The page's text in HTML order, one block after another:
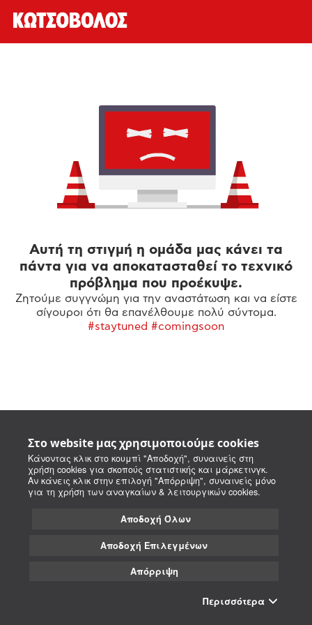
Στο website μας χρησιμοποιούμε cookies
Κάνοντας κλικ στο κουμπί "Αποδοχή", συναινείς στη
χρήση cookies για σκοπούς στατιστικής και μάρκετινγκ.
Αν κάνεις κλικ στην επιλογή "Απόρριψη", συναινείς μόνο
για τη χρήση των αναγκαίων & λειτουργικών cookies.
Αποδοχή Όλων
Αποδοχή Επιλεγμένων
Απόρριψη
Περισσότερα
Αυτή τη στιγμή η ομάδα μας κάνει τα
πάντα για να αποκατασταθεί το τεχνικό
πρόβλημα που προέκυψε.
Ζητούμε συγγνώμη για την αναστάτωση και να είστε
σίγουροι ότι θα επανέλθουμε πολύ σύντομα.
#staytuned #comingsoon